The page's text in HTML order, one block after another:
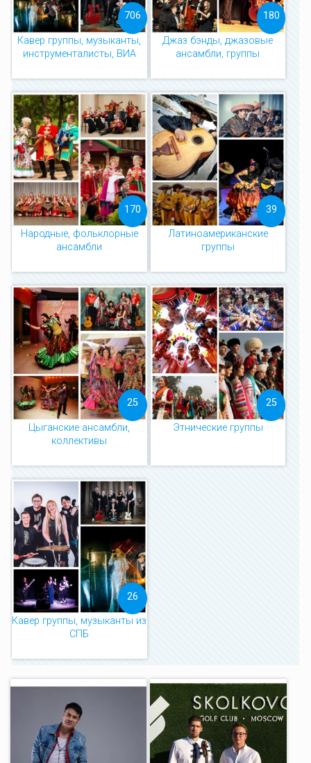
Кавер группы, музыканты,
инструменталисты, ВИА
706
Джаз бэнды, джазовые
ансамбли, группы
180
Народные, фольклорные
ансамбли
170
Латиноамериканские
группы
39
Цыганские ансамбли,
коллективы
25
Этнические группы
25
Кавер группы, музыканты из
СПБ
26